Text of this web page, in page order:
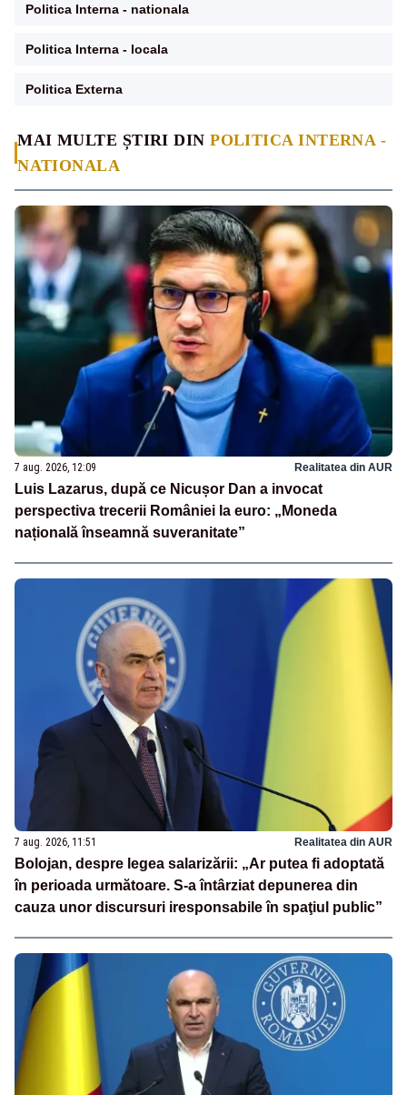
MAI MULTE ȘTIRI DINPOLITICA INTERNA -
NATIONALA
7 aug. 2026, 12:09 Realitatea din AUR
Luis Lazarus, după ce Nicușor Dan a invocat
perspectiva trecerii României la euro: „Moneda
națională înseamnă suveranitate”
7 aug. 2026, 11:51 Realitatea din AUR
Bolojan, despre legea salarizării: „Ar putea fi adoptată
în perioada următoare. S-a întârziat depunerea din
cauza unor discursuri iresponsabile în spaţiul public”
Politica Interna - nationala
Politica Interna - locala
Politica Externa